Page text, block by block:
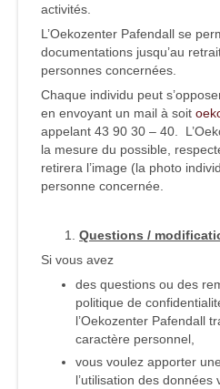
activités.
L’Oekozenter Pafendall se
documentations jusqu’au
personnes concernées.
Chaque individu peut
en envoyant un mail à soit
appelant 43 90 30 – 40.
la mesure du possible,
retirera l’image (la photo
personne concernée.
Questions /
Si vous avez
des questions ou des
politique de
l’Oekozenter Pafendall
caractère personnel,
vous voulez apporter
l’utilisation des